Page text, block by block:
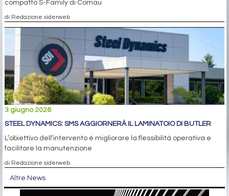
compatto S-Family di Comau
di Redazione siderweb
3 giugno 2026
STEEL DYNAMICS: SMS AGGIORNERÀ IL LAMINATOIO DI BUTLER
L’obiettivo dell’intervento è migliorare la flessibilità operativa e
facilitare la manutenzione
di Redazione siderweb
Altre News